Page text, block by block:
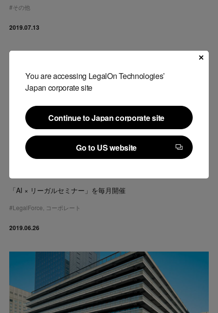
You are accessing LegalOn Technologies’
Japan corporate site
Continue to Japan corporate site
Continue to Japan corporate site
Go to US website
Go to US website
#その他
2019.07.13
「AI × リーガルセミナー」を毎月開催
#LegalForce, コーポレート
2019.06.26